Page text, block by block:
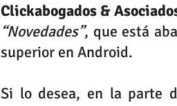
Clickabogados &
“Novedades”, que está
superior en Android.
Si lo desea, en la parte